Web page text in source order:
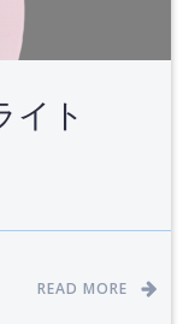
イト
READ MORE